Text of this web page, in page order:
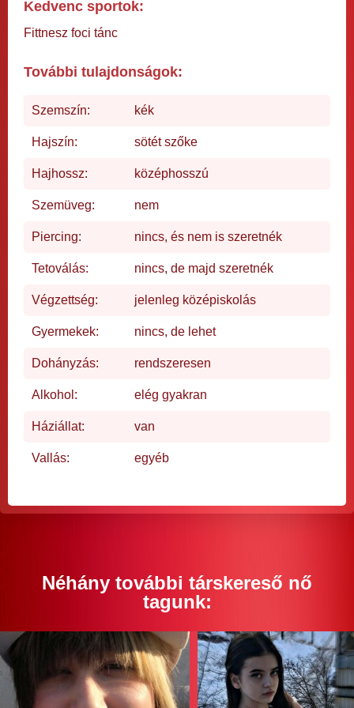
Kedvenc sportok:
Fittnesz foci tánc
További tulajdonságok:
Szemszín: kék
Hajszín: sötét szőke
Hajhossz: középhosszú
Szemüveg: nem
Piercing: nincs, és nem is szeretnék
Tetoválás: nincs, de majd szeretnék
Végzettség: jelenleg középiskolás
Gyermekek: nincs, de lehet
Dohányzás: rendszeresen
Alkohol: elég gyakran
Háziállat: van
Vallás: egyéb
Néhány további társkereső nő
tagunk: